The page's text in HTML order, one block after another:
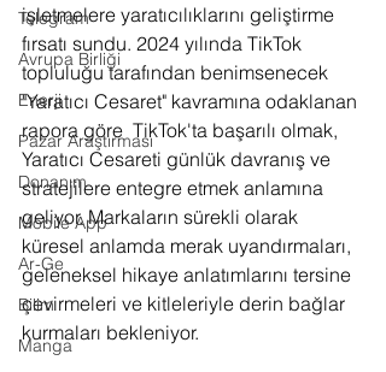
Telegram
Avrupa Birliği
Enerji
Pazar Araştırması
Donanım
Mobile App
Ar-Ge
Bilim
Manga
işletmelere yaratıcılıklarını geliştirme
fırsatı sundu. 2024 yılında TikTok
topluluğu tarafından benimsenecek
"Yaratıcı Cesaret" kavramına odaklanan
rapora göre  TikTok'ta başarılı olmak,
Yaratıcı Cesareti günlük davranış ve
stratejilere entegre etmek anlamına
geliyor. Markaların sürekli olarak
küresel anlamda merak uyandırmaları,
geleneksel hikaye anlatımlarını tersine
çevirmeleri ve kitleleriyle derin bağlar
kurmaları bekleniyor.